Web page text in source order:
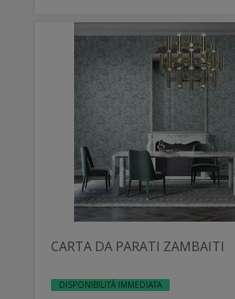
CARTA DA PARATI ZAMBAITI
DISPONIBILITÀ IMMEDIATA